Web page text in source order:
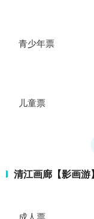
青少年票
儿童票
清江画廊【影画游